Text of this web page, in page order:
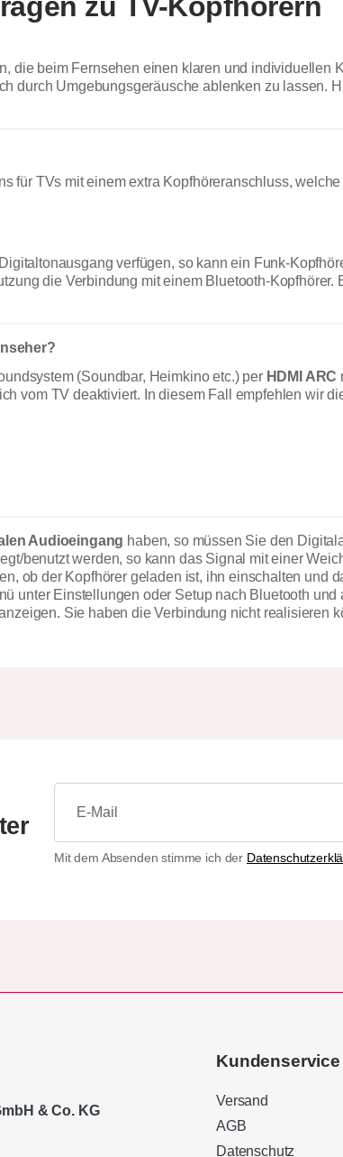
die beim Fernsehen einen klaren und individuellen
durch Umgebungsgeräusche ablenken zu lassen.
für TVs mit einem extra Kopfhöreranschluss,
verfügen, so kann ein Funk-
die Verbindung mit einem Bluetooth-
(Soundbar, Heimkino etc.) per HDMI ARC
vom TV deaktiviert. In diesem Fall empfehlen wir
Audioeingang haben, so müssen Sie den
benutzt werden, so kann das Signal mit einer
ob der Kopfhörer geladen ist, ihn einschalten und
unter Einstellungen oder Setup nach Bluetooth
Sie haben die Verbindung nicht realisieren
Mit dem Absenden stimme ich der
& Co. KG
Kundenservice
Versand
AGB
Datenschutz